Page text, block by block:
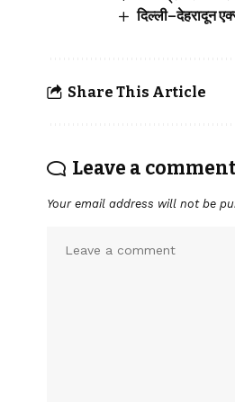
दिल्ली–देहरादून
Share This Article
Leave a
Your email address will not be